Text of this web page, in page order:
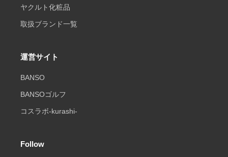
ヤクルト化粧品
取扱ブランド一覧
運営サイト
BANSO
BANSOゴルフ
コスラボ-kurashi-
Follow